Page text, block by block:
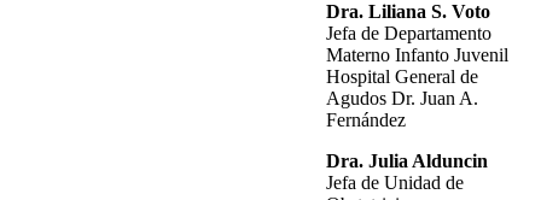
Dra. Liliana S. Voto
Jefa de Departamento
Materno Infanto Juvenil
Hospital General de
Agudos Dr. Juan A.
Fernández
Dra. Julia Alduncin
Jefa de Unidad de